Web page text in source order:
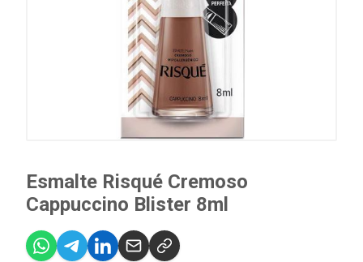
Esmalte Risqué Cremoso
Cappuccino Blister 8ml